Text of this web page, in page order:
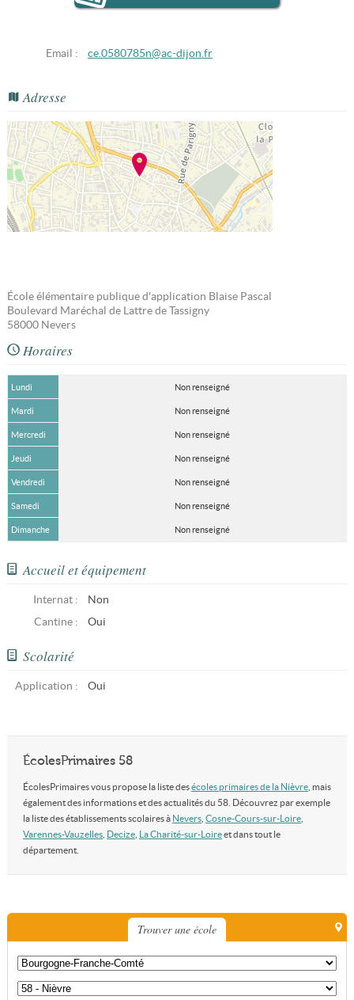
Email : ce.0580785n@ac-dijon.fr
Adresse
École élémentaire publique d'application Blaise Pascal
Boulevard Maréchal de Lattre de Tassigny
58000 Nevers
Horaires
Lundi Non renseigné
Mardi Non renseigné
Mercredi Non renseigné
Jeudi Non renseigné
Vendredi Non renseigné
Samedi Non renseigné
Dimanche Non renseigné
Accueil et équipement
Internat :
Non
Cantine :
Oui
Scolarité
Application : Oui
ÉcolesPrimaires 58
ÉcolesPrimaires vous propose la liste desécoles primaires de la Nièvre, mais
également des informations et des actualités du 58. Découvrez par exemple
la liste des établissements scolaires à Nevers, Cosne-Cours-sur-Loire,
Varennes-Vauzelles, Decize, La Charité-sur-Loireet dans tout le
département.
Trouver une école